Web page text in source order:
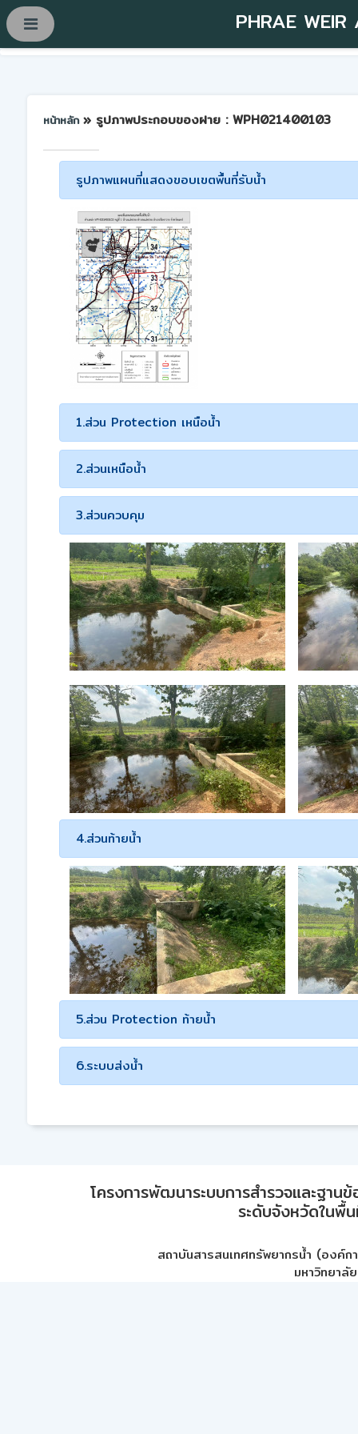
PHRAE WEIR
หน้าหลัก » รูปภาพประกอบของฝาย : WPH021400103
รูปภาพแผนที่แสดงขอบเขตพื้นที่รับน้ำ
1.ส่วน Protection เหนือน้ำ
2.ส่วนเหนือน้ำ
3.ส่วนควบคุม
4.ส่วนท้ายน้ำ
5.ส่วน Protection ท้ายน้ำ
6.ระบบส่งน้ำ
โครงการพัฒนาระบบการสำรวจและฐา
ระดับจังหวัดในพื้
สถาบันสารสนเทศทรัพยากรน้ำ (องค์ก
มหาวิทยาลั